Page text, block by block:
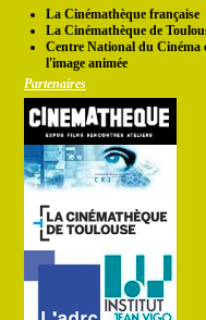
La Cinémathèque française
La Cinémathèque de
Centre National du Cinéma
l'image animée
Partenaires